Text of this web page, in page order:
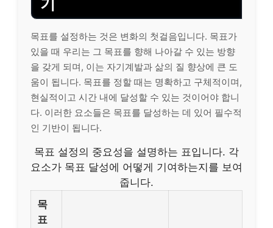
기
목표를 설정하는 것은 변화의 첫걸음입니다. 목표가
있을 때 우리는 그 목표를 향해 나아갈 수 있는 방향
을 갖게 되며, 이는 자기계발과 삶의 질 향상에 큰 도
움이 됩니다. 목표를 정할 때는 명확하고 구체적이며,
현실적이고 시간 내에 달성할 수 있는 것이어야 합니
다. 이러한 요소들은 목표를 달성하는 데 있어 필수적
인 기반이 됩니다.
목표 설정의 중요성을 설명하는 표입니다. 각
요소가 목표 달성에 어떻게 기여하는지를 보여
줍니다.
목
표